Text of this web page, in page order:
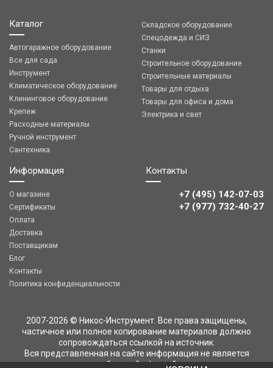
Каталог
Автогаражное оборудование
Все для сада
Инструмент
Климатическое оборудование
Клининговое оборудование
Крепеж
Расходные материалы
Ручной инструмент
Сантехника
Складское оборудование
Спецодежда и СИЗ
Станки
Строительное оборудование
Строительные материалы
Товары для отдыха
Товары для офиса и дома
Электрика и свет
Информация
О магазине
Сертификаты
Оплата
Доставка
Поставщикам
Блог
Контакты
Политика конфиденциальности
Контакты
+7 (495) 142-07-03
‎‎+7 (977) 732-40-27
2007-2026 © Никос-Инструмент. Все права защищены,
частичное или полное копирование материалов должно
сопровождаться ссылкой на источник.
Вся представленная на сайте информация не является
публичной офертой